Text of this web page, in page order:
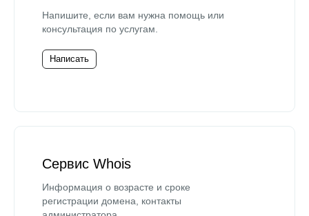
Напишите, если вам нужна помощь или
консультация по услугам.
Написать
Сервис Whois
Информация о возрасте и сроке
регистрации домена, контакты